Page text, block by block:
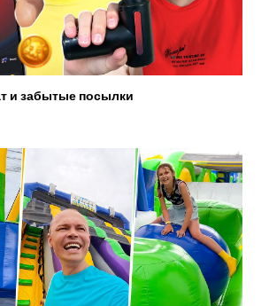
и забытые посылки